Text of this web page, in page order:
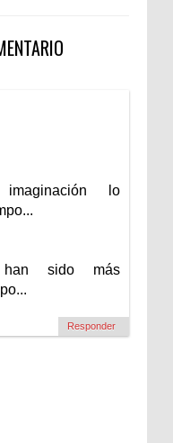
lo
sido más
Responder